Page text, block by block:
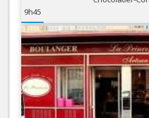
9h45